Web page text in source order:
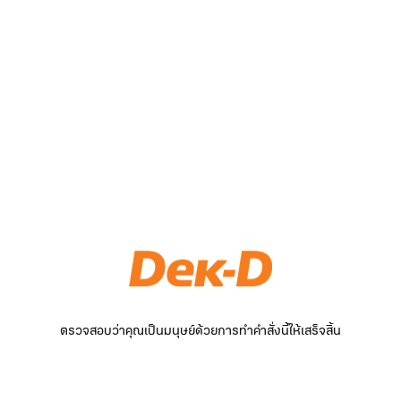
ตรวจสอบว่าคุณเป็นมนุษย์ด้วยการทำคำสั่งนี้ให้เสร็จสิ้น